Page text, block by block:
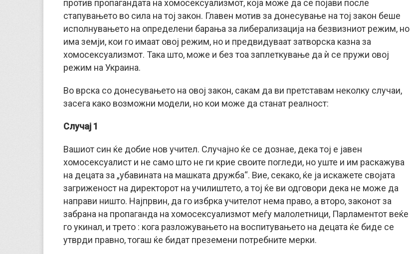
против пропагандата на хомосексуализмот, која може да се појави после
стапувањето во сила на тој закон. Главен мотив за донесување на тој закон беше
исполнувањето на определени барања за либерализација на безвизниот режим, но
има земји, кои го имаат овој режим, но и предвидуваат затворска казна за
хомосексуализмот. Така што, може и без тоа заплеткување да ѝ се пружи овој
режим на Украина.
Во врска со донесувањето на овој закон, сакам да ви претставам неколку случаи,
засега како возможни модели, но кои може да станат реалност:
Случај 1
Вашиот син ќе добие нов учител. Случајно ќе се дознае, дека тој е јавен
хомосексуалист и не само што не ги крие своите погледи, но уште и им раскажува
на децата за „убавината на машката дружба“. Вие, секако, ќе ја искажете својата
загриженост на директорот на училиштето, а тој ќе ви одговори дека не може да
направи ништо. Најпрвин, да го избрка учителот нема право, а второ, законот за
забрана на пропаганда на хомосексуализмот меѓу малолетници, Парламентот веќе
го укинал, и трето : кога разложувањето на воспитувањето на децата ќе биде се
утврди правно, тогаш ќе бидат преземени потребните мерки.